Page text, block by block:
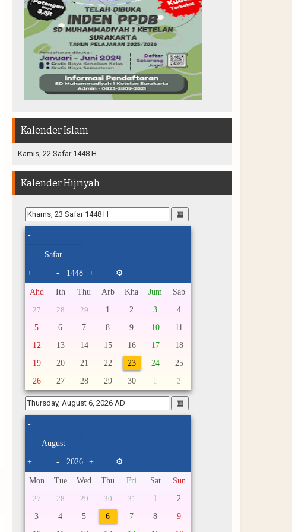
Kalender Islam
Kamis, 22 Safar 1448 H
Kalender Hijriyah
▦
-
+ - + ⚙
Ahd Ith Thu Arb Kha Jum Sab
27 28 29 1 2 3
4
5
6 7 8 9 10
11
12
13 14 15 16 17
18
19
20 21 22 23 24
25
26
27 28 29 30 1 2
▦
-
+ - + ⚙
Mon Tue Wed Thu Fri Sat Sun
27 28 29 30 31 1
2
3
4 5 6 7 8
9